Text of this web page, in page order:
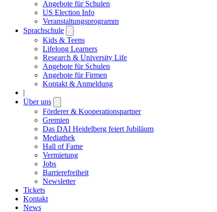
Angebote für Schulen
US Election Info
Veranstaltungsprogramm
Sprachschule
submenu
Kids & Teens
Lifelong Learners
Research & University Life
Angebote für Schulen
Angebote für Firmen
Kontakt & Anmeldung
|
Über uns
submenu
Förderer & Kooperationspartner
Gremien
Das DAI Heidelberg feiert Jubiläum
Mediathek
Hall of Fame
Vermietung
Jobs
Barrierefreiheit
Newsletter
Tickets
Kontakt
News